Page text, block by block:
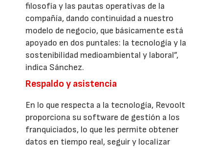
filosofía y las pautas operativas de la
compañía, dando continuidad a nuestro
modelo de negocio, que básicamente está
apoyado en dos puntales: la tecnología y la
sostenibilidad medioambiental y laboral”,
indica Sánchez.
Respaldo y asistencia
En lo que respecta a la tecnología, Revoolt
proporciona su software de gestión a los
franquiciados, lo que les permite obtener
datos en tiempo real, seguir y localizar